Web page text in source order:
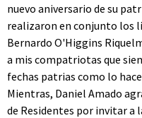
nuevo aniversario de su
realizaron en conjunto los
Bernardo O'Higgins
a mis compatriotas que
fechas patrias como lo
Mientras, Daniel Amado
de Residentes por invitar a